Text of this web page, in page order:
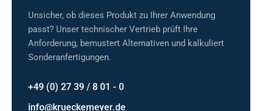
Unsicher, ob dieses Produkt zu Ihrer Anwendung
passt? Unser technischer Vertrieb prüft Ihre
Anforderung, bemustert Alternativen und kalkuliert
Sonderanfertigungen.
+49 (0) 27 39 / 8 01 - 0
info@krueckemeyer.de